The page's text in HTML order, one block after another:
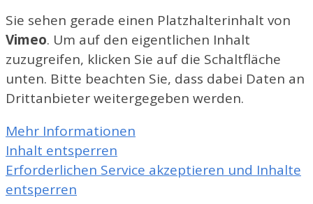
Sie sehen gerade einen Platzhalterinhalt von
Vimeo. Um auf den eigentlichen Inhalt
zuzugreifen, klicken Sie auf die Schaltfläche
unten. Bitte beachten Sie, dass dabei Daten an
Drittanbieter weitergegeben werden.
Mehr Informationen
Inhalt entsperren
Erforderlichen Service akzeptieren und Inhalte
entsperren